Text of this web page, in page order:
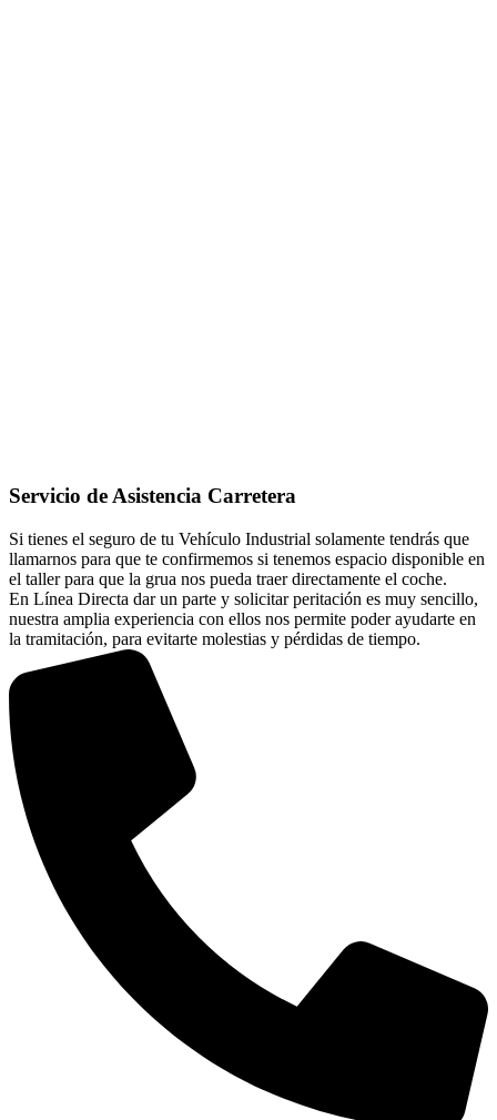
Servicio de Asistencia Carretera
Si tienes el seguro de tu Vehículo Industrial solamente tendrás que
llamarnos para que te confirmemos si tenemos espacio disponible en
el taller para que la grua nos pueda traer directamente el coche.
En Línea Directa dar un parte y solicitar peritación es muy sencillo,
nuestra amplia experiencia con ellos nos permite poder ayudarte en
la tramitación, para evitarte molestias y pérdidas de tiempo.